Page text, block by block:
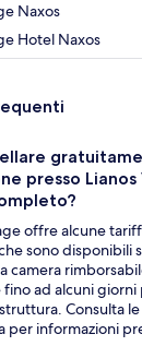
Naxos
Hotel Naxos
presso
offre alcune
sono disponibili
camera
ad alcuni giorni
Consulta
per informazioni